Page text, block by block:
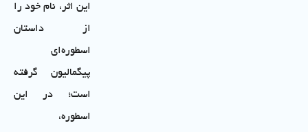
این اثر، نام خود را
از داستان
اسطوره‌ای
پیگمالیون گرفته
است؛ در این
اسطوره،